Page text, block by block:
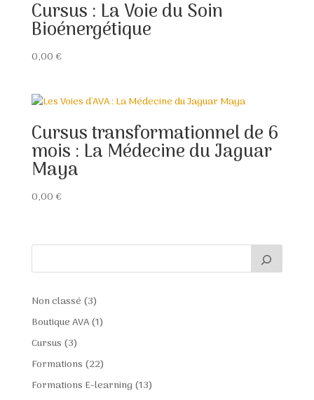
Cursus : La Voie du Soin
Bioénergétique
0,00€
Cursus transformationnel de 6
mois : La Médecine du Jaguar
Maya
0,00€
Non classé 33
produits
Boutique AVA 11
Cursus 33
produits
Formations 2222
produits
Formations E-learning 1313